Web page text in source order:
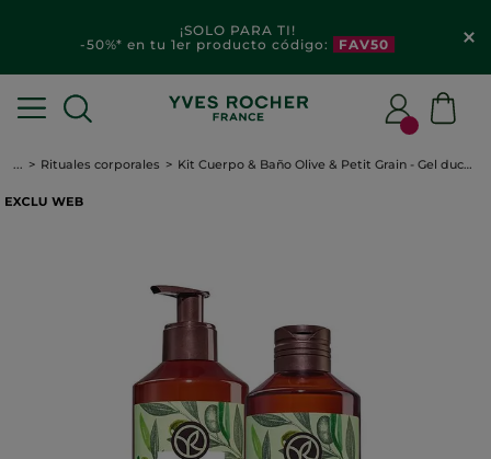
¡SOLO PARA TI!
-50%* en tu 1er producto código:
FAV50
... Rituales corporales Kit Cuerpo & Baño Olive & Petit Grain - Gel ducha 400ml & Leche Corporal